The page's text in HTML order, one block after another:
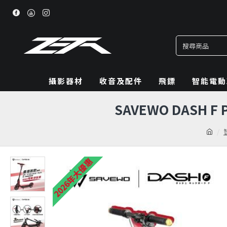
攝影器材 收音及配件 飛鏢 智能電
SAVEWO DASH F
2026年大優惠